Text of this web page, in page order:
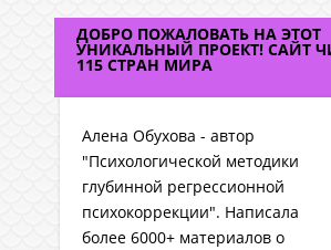
ДОБРО ПОЖАЛОВАТЬ НА ЭТОТ
УНИКАЛЬНЫЙ ПРОЕКТ! САЙТ
115 СТРАН МИРА
Алена Обухова - автор
"Психологической методики
глубинной регрессионной
психокоррекции". Написала
более 6000+ материалов о